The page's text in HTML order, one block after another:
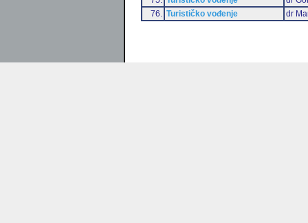
76.
Turističko vođenje dr